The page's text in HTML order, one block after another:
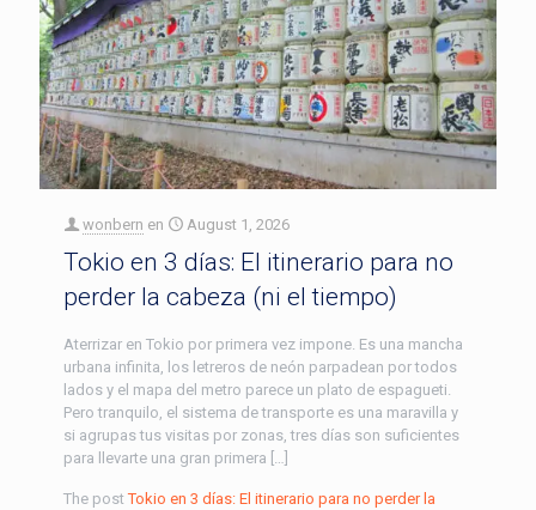
wonbern en August 1, 2026
Tokio en 3 días: El itinerario para no
perder la cabeza (ni el tiempo)
Aterrizar en Tokio por primera vez impone. Es una mancha
urbana infinita, los letreros de neón parpadean por todos
lados y el mapa del metro parece un plato de espagueti.
Pero tranquilo, el sistema de transporte es una maravilla y
si agrupas tus visitas por zonas, tres días son suficientes
para llevarte una gran primera […]
The postTokio en 3 días: El itinerario para no perder la